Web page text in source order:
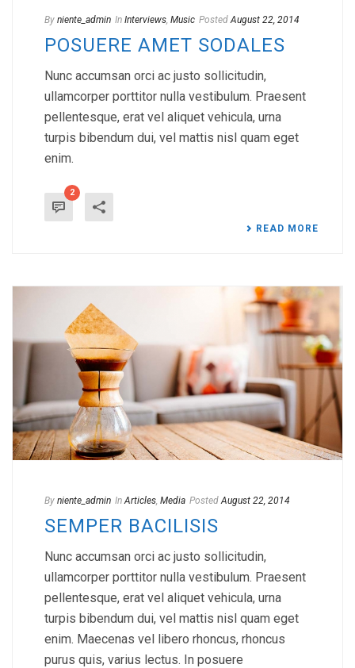
By niente_admin In Interviews, Music Posted August 22, 2014
POSUERE AMET SODALES
Nunc accumsan orci ac justo sollicitudin,
ullamcorper porttitor nulla vestibulum. Praesent
pellentesque, erat vel aliquet vehicula, urna
turpis bibendum dui, vel mattis nisl quam eget
enim.
2
READ MORE
By niente_admin In Articles Media Posted August 22, 2014
SEMPER BACILISIS
Nunc accumsan orci ac justo sollicitudin,
ullamcorper porttitor nulla vestibulum. Praesent
pellentesque, erat vel aliquet vehicula, urna
turpis bibendum dui, vel mattis nisl quam eget
enim. Maecenas vel libero rhoncus, rhoncus
purus quis, varius lectus. In posuere